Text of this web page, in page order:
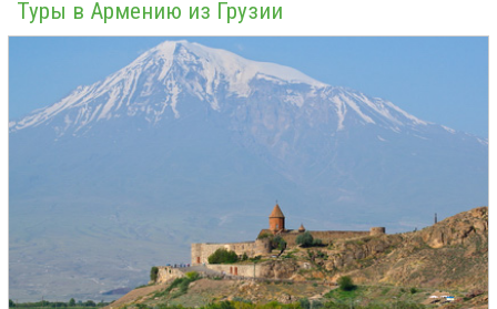
Туры в Армению из Грузии